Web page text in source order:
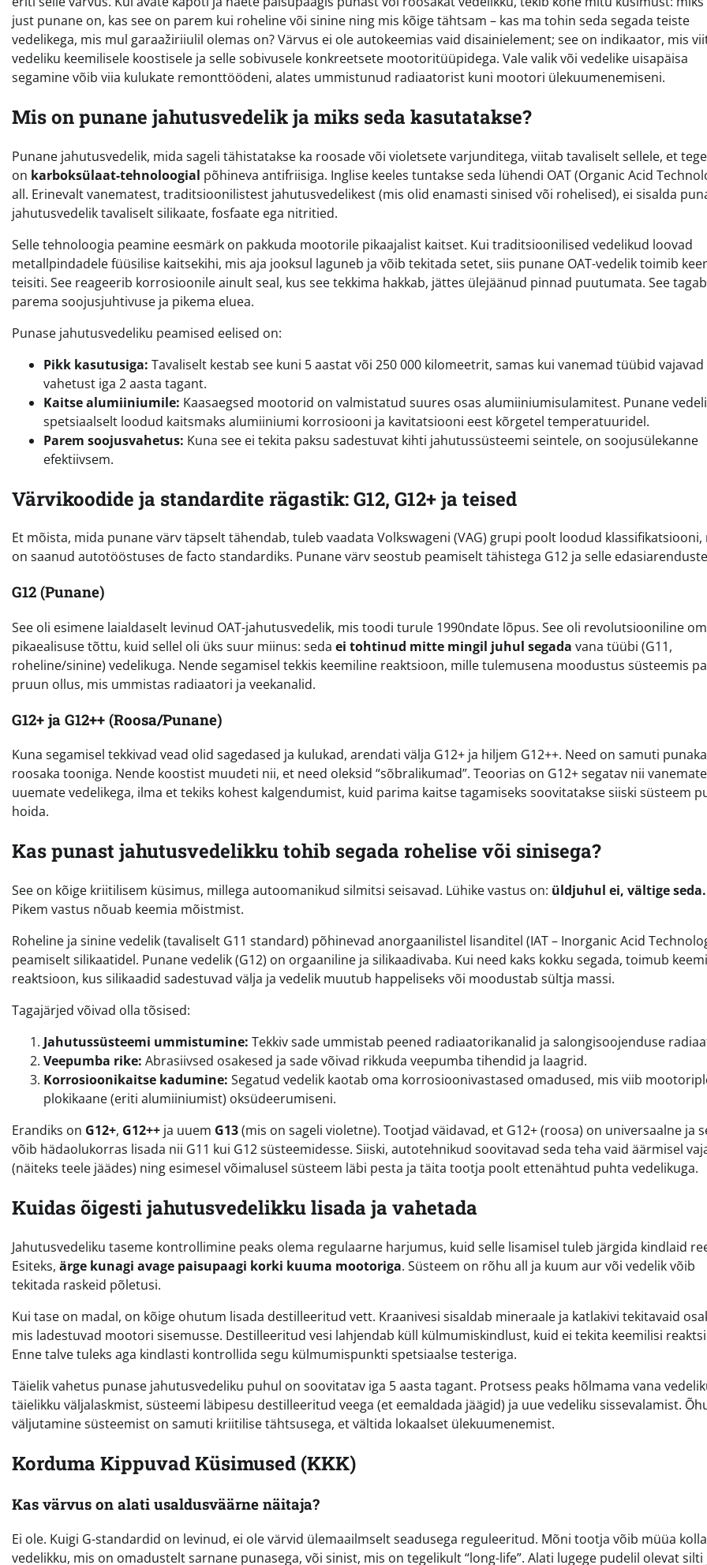
just punane on, kas see on parem kui roheline või sinine ning mis kõige tähtsam – kas ma tohin seda segada teiste
vedelikega, mis mul garaažiriiulil olemas on? Värvus ei ole autokeemias vaid disainielement; see on indikaator, mis
vedeliku keemilisele koostisele ja selle sobivusele konkreetsete mootoritüüpidega. Vale valik või vedelike uisapäisa
segamine võib viia kulukate remonttöödeni, alates ummistunud radiaatorist kuni mootori ülekuumenemiseni.
Mis on punane jahutusvedelik ja miks seda kasutatakse?
Punane jahutusvedelik, mida sageli tähistatakse ka roosade või violetsete varjunditega, viitab tavaliselt sellele, et
on karboksülaat-tehnoloogial põhineva antifriisiga. Inglise keeles tuntakse seda lühendi OAT (Organic Acid
all. Erinevalt vanematest, traditsioonilistest jahutusvedelikest (mis olid enamasti sinised või rohelised), ei sisalda
jahutusvedelik tavaliselt silikaate, fosfaate ega nitritied.
Selle tehnoloogia peamine eesmärk on pakkuda mootorile pikaajalist kaitset. Kui traditsioonilised vedelikud loovad
metallpindadele füüsilise kaitsekihi, mis aja jooksul laguneb ja võib tekitada setet, siis punane OAT-vedelik toimib
teisiti. See reageerib korrosioonile ainult seal, kus see tekkima hakkab, jättes ülejäänud pinnad puutumata. See tagab
parema soojusjuhtivuse ja pikema eluea.
Punase jahutusvedeliku peamised eelised on:
Pikk kasutusiga: Tavaliselt kestab see kuni 5 aastat või 250 000 kilomeetrit, samas kui vanemad tüübid vajavad
vahetust iga 2 aasta tagant.
Kaitse alumiiniumile: Kaasaegsed mootorid on valmistatud suures osas alumiiniumisulamitest. Punane
spetsiaalselt loodud kaitsmaks alumiiniumi korrosiooni ja kavitatsiooni eest kõrgetel temperatuuridel.
Parem soojusvahetus: Kuna see ei tekita paksu sadestuvat kihti jahutussüsteemi seintele, on soojusülekanne
efektiivsem.
Värvikoodide ja standardite rägastik: G12, G12+ ja teised
Et mõista, mida punane värv täpselt tähendab, tuleb vaadata Volkswageni (VAG) grupi poolt loodud klassifikatsiooni,
on saanud autotööstuses de facto standardiks. Punane värv seostub peamiselt tähistega G12 ja selle
G12 (Punane)
See oli esimene laialdaselt levinud OAT-jahutusvedelik, mis toodi turule 1990ndate lõpus. See oli revolutsiooniline
pikaealisuse tõttu, kuid sellel oli üks suur miinus: seda ei tohtinud mitte mingil juhul segada vana tüübi (G11,
roheline/sinine) vedelikuga. Nende segamisel tekkis keemiline reaktsioon, mille tulemusena moodustus süsteemis
pruun ollus, mis ummistas radiaatori ja veekanalid.
G12+ ja G12++ (Roosa/Punane)
Kuna segamisel tekkivad vead olid sagedased ja kulukad, arendati välja G12+ ja hiljem G12++. Need on samuti
roosaka tooniga. Nende koostist muudeti nii, et need oleksid “sõbralikumad”. Teoorias on G12+ segatav nii
uuemate vedelikega, ilma et tekiks kohest kalgendumist, kuid parima kaitse tagamiseks soovitatakse siiski süsteem
hoida.
Kas punast jahutusvedelikku tohib segada rohelise või sinisega?
See on kõige kriitilisem küsimus, millega autoomanikud silmitsi seisavad. Lühike vastus on: üldjuhul ei, vältige seda.
Pikem vastus nõuab keemia mõistmist.
Roheline ja sinine vedelik (tavaliselt G11 standard) põhinevad anorgaanilistel lisanditel (IAT – Inorganic Acid
peamiselt silikaatidel. Punane vedelik (G12) on orgaaniline ja silikaadivaba. Kui need kaks kokku segada, toimub
reaktsioon, kus silikaadid sadestuvad välja ja vedelik muutub happeliseks või moodustab sültja massi.
Tagajärjed võivad olla tõsised:
Jahutussüsteemi ummistumine: Tekkiv sade ummistab peened radiaatorikanalid ja salongisoojenduse
Veepumba rike: Abrasiivsed osakesed ja sade võivad rikkuda veepumba tihendid ja laagrid.
Korrosioonikaitse kadumine: Segatud vedelik kaotab oma korrosioonivastased omadused, mis viib
plokikaane (eriti alumiiniumist) oksüdeerumiseni.
Erandiks on G12+, G12++ ja uuem G13(mis on sageli violetne). Tootjad väidavad, et G12+ (roosa) on universaalne ja
võib hädaolukorras lisada nii G11 kui G12 süsteemidesse. Siiski, autotehnikud soovitavad seda teha vaid äärmisel
(näiteks teele jäädes) ning esimesel võimalusel süsteem läbi pesta ja täita tootja poolt ettenähtud puhta vedelikuga.
Kuidas õigesti jahutusvedelikku lisada ja vahetada
Jahutusvedeliku taseme kontrollimine peaks olema regulaarne harjumus, kuid selle lisamisel tuleb järgida kindlaid
Esiteks, ärge kunagi avage paisupaagi korki kuuma mootoriga. Süsteem on rõhu all ja kuum aur või vedelik võib
tekitada raskeid põletusi.
Kui tase on madal, on kõige ohutum lisada destilleeritud vett. Kraanivesi sisaldab mineraale ja katlakivi tekitavaid
mis ladestuvad mootori sisemusse. Destilleeritud vesi lahjendab küll külmumiskindlust, kuid ei tekita keemilisi
Enne talve tuleks aga kindlasti kontrollida segu külmumispunkti spetsiaalse testeriga.
Täielik vahetus punase jahutusvedeliku puhul on soovitatav iga 5 aasta tagant. Protsess peaks hõlmama vana
täielikku väljalaskmist, süsteemi läbipesu destilleeritud veega (et eemaldada jäägid) ja uue vedeliku sissevalamist.
väljutamine süsteemist on samuti kriitilise tähtsusega, et vältida lokaalset ülekuumenemist.
Korduma Kippuvad Küsimused (KKK)
Kas värvus on alati usaldusväärne näitaja?
Ei ole. Kuigi G-standardid on levinud, ei ole värvid ülemaailmselt seadusega reguleeritud. Mõni tootja võib müüa
vedelikku, mis on omadustelt sarnane punasega, või sinist, mis on tegelikult “long-life”. Alati lugege pudelil olevat silti